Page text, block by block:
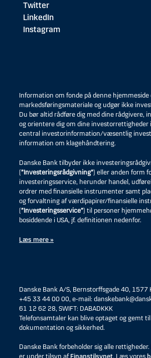
Twitter
LinkedIn
Instagram
Information om fonde på denne hjemmeside
markedsføringsmateriale og udgør ikke
Du bør altid rådføre dig med dine rådgivere,
og orientere dig om dine investorrettigheder
central investorinformation/væsentlig
information om klagehåndtering.
Danske Bank tilbyder ikke
(”Investeringsrådgivning”) eller anden form
investeringsservice, herunder handel,
ordrer med finansielle instrumenter samt
og forvaltning af værdipapirer/finansielle
(”Investeringsservice”) til personer
bosiddende i USA, jf. definitionen nedenfor.
Læs mere »
Danske Bank A/S, Bernstorffsgade 40, 1577
+45 33 44 00 00, e-mail:
61 12 62 28, SWIFT: DABADKKK
Telefonsamtaler kan blive optaget og gemt
dokumentation og sikkerhed.
Danske Bank forbeholder sig alle